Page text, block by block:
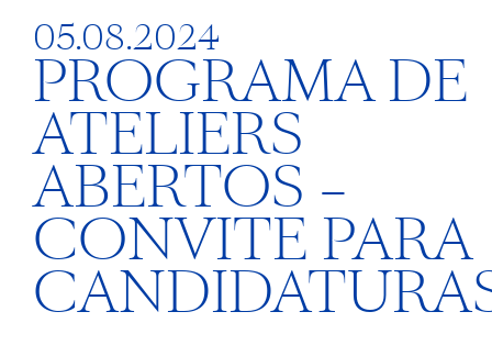
05.08.2024
PROGRAMA DE
ATELIERS
ABERTOS –
CONVITE PARA